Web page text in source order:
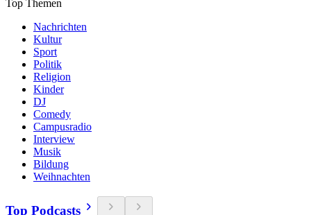
Top Themen
Nachrichten
Kultur
Sport
Politik
Religion
Kinder
DJ
Comedy
Campusradio
Interview
Musik
Bildung
Weihnachten
Top Podcasts